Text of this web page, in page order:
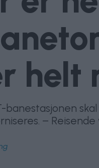
helt
banestasjonen
–